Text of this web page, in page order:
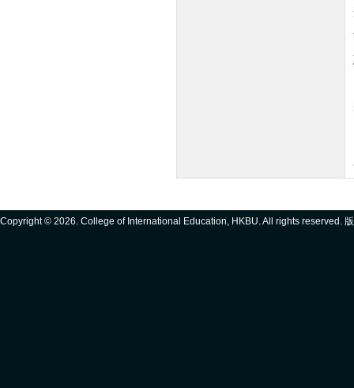
Copyright © 2026. College of International Education, HKBU. All rights reserved.